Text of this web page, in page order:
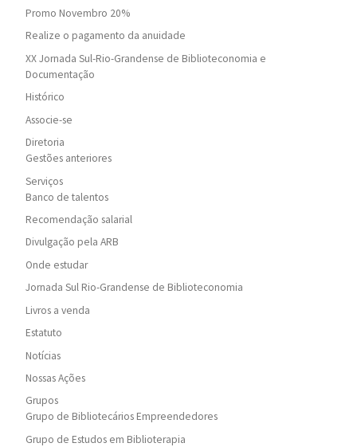
Promo Novembro 20%
Realize o pagamento da anuidade
XX Jornada Sul-Rio-Grandense de Biblioteconomia e
Documentação
Histórico
Associe-se
Diretoria
Gestões anteriores
Serviços
Banco de talentos
Recomendação salarial
Divulgação pela ARB
Onde estudar
Jornada Sul Rio-Grandense de Biblioteconomia
Livros a venda
Estatuto
Notícias
Nossas Ações
Grupos
Grupo de Bibliotecários Empreendedores
Grupo de Estudos em Biblioterapia